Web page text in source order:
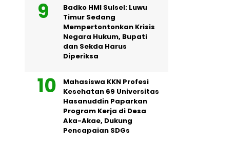
Badko HMI Sulsel: Luwu
Timur Sedang
Mempertontonkan Krisis
Negara Hukum, Bupati
dan Sekda Harus
Diperiksa
Mahasiswa KKN Profesi
Kesehatan 69 Universitas
Hasanuddin Paparkan
Program Kerja di Desa
Aka-Akae, Dukung
Pencapaian SDGs